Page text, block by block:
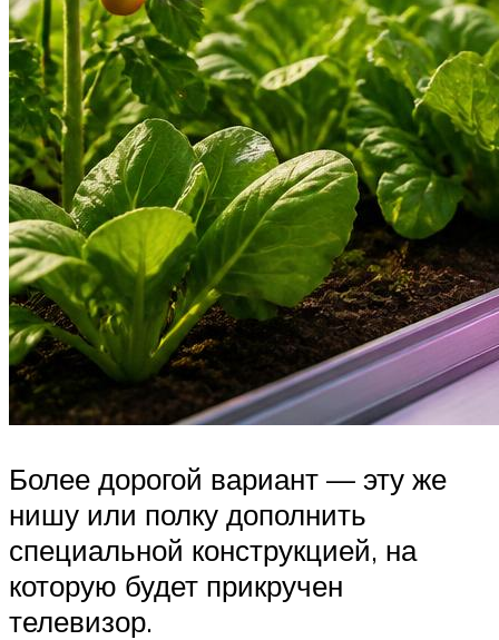
Более дорогой вариант — эту же
нишу или полку дополнить
специальной конструкцией, на
которую будет прикручен
телевизор.